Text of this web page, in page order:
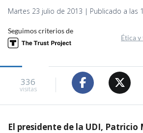
Martes 23 julio de 2013 | Publicado a las
Seguimos criterios de
Ética y
336
visitas
El presidente de la UDI, Patricio